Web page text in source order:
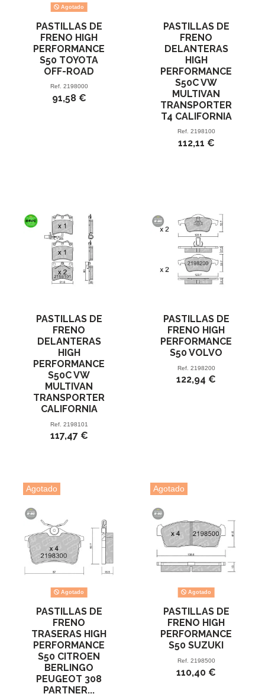
Agotado
PASTILLAS DE
FRENO HIGH
PERFORMANCE
S50 TOYOTA
OFF-ROAD
Ref. 2198000
91,58 €
PASTILLAS DE
FRENO
DELANTERAS
HIGH
PERFORMANCE
S50C VW
MULTIVAN
TRANSPORTER
T4 CALIFORNIA
Ref. 2198100
112,11 €
PASTILLAS DE
FRENO
DELANTERAS
HIGH
PERFORMANCE
S50C VW
MULTIVAN
TRANSPORTER
CALIFORNIA
Ref. 2198101
117,47 €
PASTILLAS DE
FRENO HIGH
PERFORMANCE
S50 VOLVO
Ref. 2198200
122,94 €
Agotado
Agotado
PASTILLAS DE
FRENO
TRASERAS HIGH
PERFORMANCE
S50 CITROEN
BERLINGO
PEUGEOT 308
PARTNER...
Agotado
Agotado
PASTILLAS DE
FRENO HIGH
PERFORMANCE
S50 SUZUKI
Ref. 2198500
110,40 €